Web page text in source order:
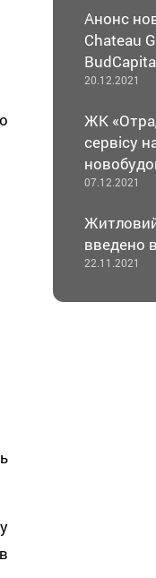
Анонс
Chateau
20.12.2021
ЖК
сервісу
07.12.2021
введено
22.11.2021